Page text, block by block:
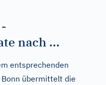
-
nach ...
entsprechenden
Bonn übermittelt die